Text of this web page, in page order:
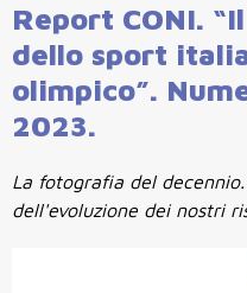
Report CONI.
dello sport
olimpico”.
2023.
La fotografia del
dell'evoluzione dei nostri